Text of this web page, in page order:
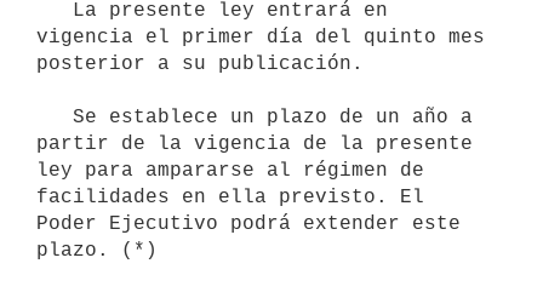
vigencia el primer día del quinto mes
posterior a su publicación.
partir de la vigencia de la presente
ley para ampararse al régimen de
facilidades en ella previsto. El
Poder Ejecutivo podrá extender este
plazo. (*)